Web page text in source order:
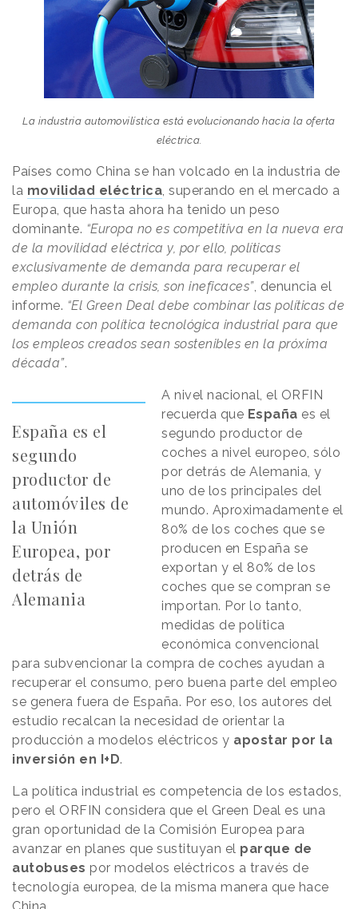
La industria automovilística está evolucionando hacia la oferta
eléctrica.
Países como China se han volcado en la industria de
la movilidad eléctrica, superando en el mercado a
Europa, que hasta ahora ha tenido un peso
dominante. “Europa no es competitiva en la nueva era
de la movilidad eléctrica y, por ello, políticas
exclusivamente de demanda para recuperar el
empleo durante la crisis, son ineficaces”, denuncia el
informe. “El Green Deal debe combinar las políticas de
demanda con política tecnológica industrial para que
los empleos creados sean sostenibles en la próxima
década”.
España es el
segundo
productor de
automóviles de
la Unión
Europea, por
detrás de
Alemania
A nivel nacional, el ORFIN
recuerda que España es el
segundo productor de
coches a nivel europeo, sólo
por detrás de Alemania, y
uno de los principales del
mundo. Aproximadamente el
80% de los coches que se
producen en España se
exportan y el 80% de los
coches que se compran se
importan. Por lo tanto,
medidas de política
económica convencional
para subvencionar la compra de coches ayudan a
recuperar el consumo, pero buena parte del empleo
se genera fuera de España. Por eso, los autores del
estudio recalcan la necesidad de orientar la
producción a modelos eléctricos y apostar por la
inversión en I+D.
La política industrial es competencia de los estados,
pero el ORFIN considera que el Green Deal es una
gran oportunidad de la Comisión Europea para
avanzar en planes que sustituyan el parque de
autobuses por modelos eléctricos a través de
tecnología europea, de la misma manera que hace